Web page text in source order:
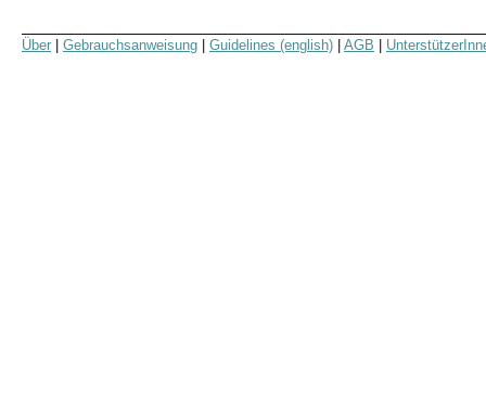
Über Gebrauchsanweisung Guidelines (english) AGB